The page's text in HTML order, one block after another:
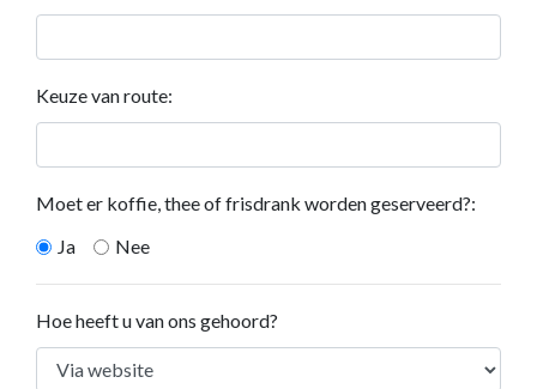
Keuze van route:
Moet er koffie, thee of frisdrank worden geserveerd?:
Ja
Nee
Hoe heeft u van ons gehoord?